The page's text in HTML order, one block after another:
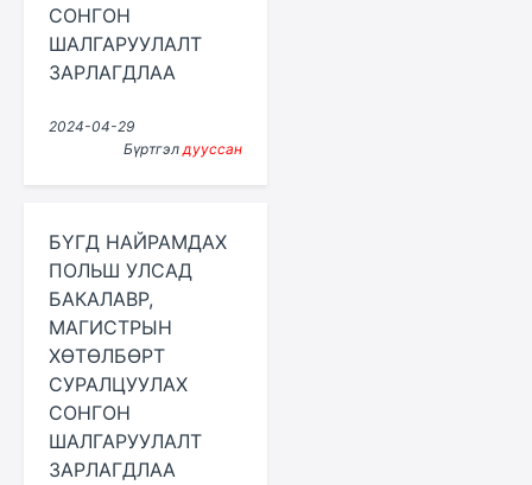
СОНГОН
ШАЛГАРУУЛАЛТ
ЗАРЛАГДЛАА
2024-04-29
Бүртгэлдууссан
БҮГД НАЙРАМДАХ
ПОЛЬШ УЛСАД
БАКАЛАВР,
МАГИСТРЫН
ХӨТӨЛБӨРТ
СУРАЛЦУУЛАХ
СОНГОН
ШАЛГАРУУЛАЛТ
ЗАРЛАГДЛАА